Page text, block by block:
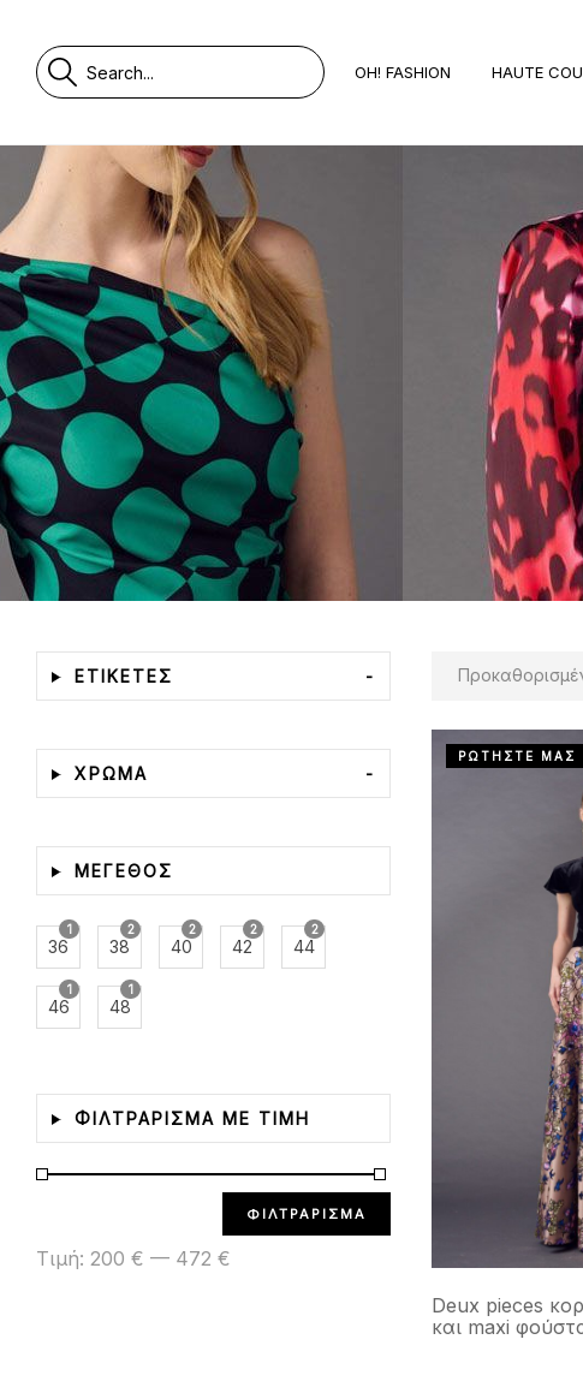
OH! FASHION HAUTE
ΕΤΙΚΕΤΕΣ -
ΧΡΩΜΑ -
ΜΕΓΕΘΟΣ
1
36
2
38
2
40
2
42
2
44
1
46
1
48
ΦΙΛΤΡΑΡΙΣΜΑ ΜΕ ΤΙΜΗ
ΦΙΛΤΡΆΡΙΣΜΑ
Τιμή: 200 € — 472 €
Προκαθορισμένη
ΡΩΤΗΣΤΕ ΜΑΣ
Deux pieces
και maxi